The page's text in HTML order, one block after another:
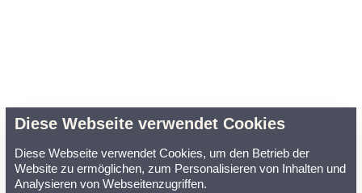
Diese Webseite verwendet Cookies
Diese Webseite verwendet Cookies, um den Betrieb der
Website zu ermöglichen, zum Personalisieren von Inhalten und
Analysieren von Webseitenzugriffen.
DatenschutzImpressumAGB
Powered by Viato Suite